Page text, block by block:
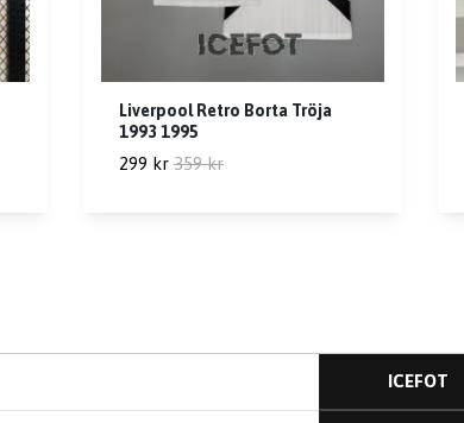
Liverpool Retro Borta Tröja
1993 1995
299 kr 359 kr
ICEFOT